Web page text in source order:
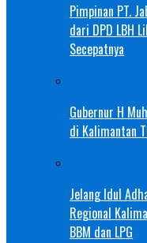
Pimpinan PT.
dari DPD LBH
Secepatnya
Gubernur H
di Kalimantan
Jelang Idul
Regional
BBM dan LPG